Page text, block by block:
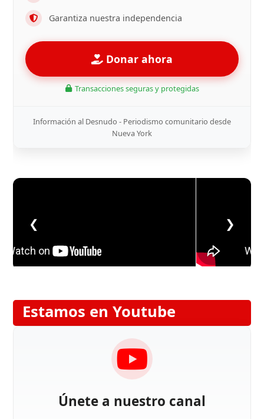
Garantiza nuestra independencia
Donar ahora
Transacciones seguras y protegidas
Información al Desnudo - Periodismo comunitario desde
Nueva York
❮ ❯
Estamos en Youtube
Únete a nuestro canal